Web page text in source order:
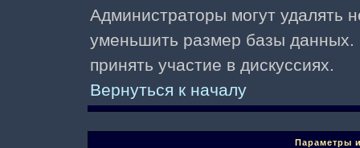
Администраторы могут удалять
уменьшить размер базы данных.
принять участие в дискуссиях.
Вернуться к началу
Параметры